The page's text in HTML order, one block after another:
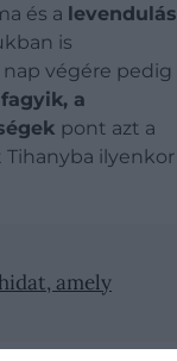
és a levendulás
is
nap végére pedig
a
pont azt a
Tihanyba ilyenkor
amely